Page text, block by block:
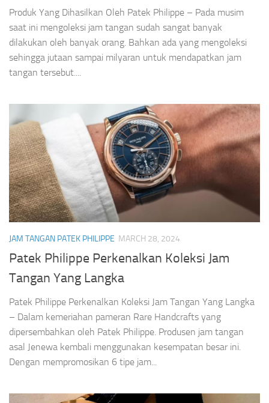
Produk Yang Dihasilkan Oleh Patek Philippe – Pada musim
saat ini mengoleksi jam tangan sudah sangat banyak
dilakukan oleh banyak orang. Bahkan ada yang mengoleksi
sehingga jutaan sampai milyaran untuk mendapatkan jam
tangan tersebut....
JAM TANGAN PATEK PHILIPPE MARCH 28, 2024
Patek Philippe Perkenalkan Koleksi Jam
Tangan Yang Langka
Patek Philippe Perkenalkan Koleksi Jam Tangan Yang Langka
– Dalam kemeriahan pameran Rare Handcrafts yang
dipersembahkan oleh Patek Philippe. Produsen jam tangan
asal Jenewa kembali menggunakan kesempatan besar ini.
Dengan mempromosikan 6 tipe jam...